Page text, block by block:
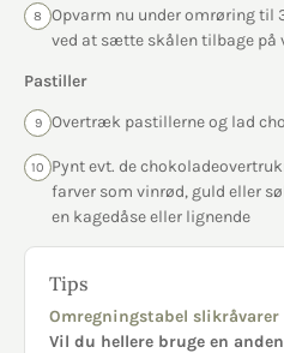
8
Opvarm nu under omrøring til
ved at sætte skålen tilbage på
Pastiller
9 Overtræk pastillerne og lad
10
Pynt evt. de
farver som vinrød, guld eller
en kagedåse eller lignende
Tips
Omregningstabel slikråvarer
Vil du hellere bruge en